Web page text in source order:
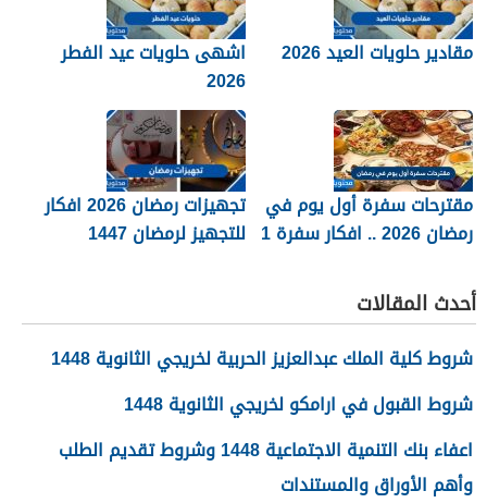
مقادير حلويات العيد 2026
اشهى حلويات عيد الفطر
2026
مقترحات سفرة أول يوم في
رمضان 2026 .. افكار سفرة 1
تجهيزات رمضان 2026 افكار
للتجهيز لرمضان 1447
أحدث المقالات
شروط كلية الملك عبدالعزيز الحربية لخريجي الثانوية 1448
شروط القبول في ارامكو لخريجي الثانوية 1448
اعفاء بنك التنمية الاجتماعية 1448 وشروط تقديم الطلب
وأهم الأوراق والمستندات